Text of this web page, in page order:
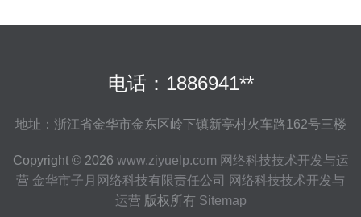
电话：1886941**
地址：浙江省金华市金东区岭下镇新亭村火车路162号三楼
Copyright © 2026 www.ziyuelp.com 网络科技技术开发与运
营 金华市子月网络科技有限责任公司
网络科技技术开发与
运营 版权所有 Sitemap